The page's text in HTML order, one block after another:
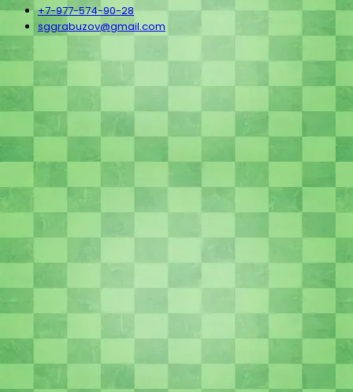
+7-977-574-90-28
sggrabuzov@gmail.com